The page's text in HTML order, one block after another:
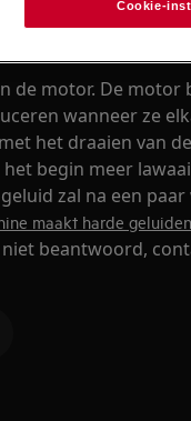
een zoemend
de motor. De motor
wanneer ze
het draaien van
begin meer
zal na een
maakt harde geluiden
beantwoord,
Cookie-